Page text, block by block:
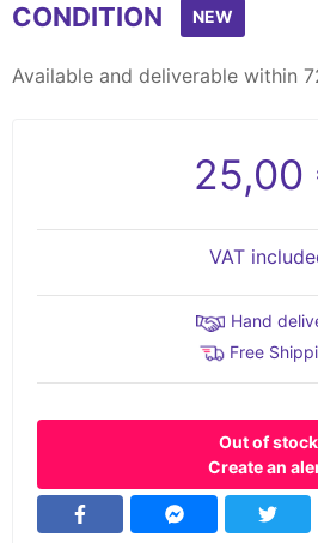
of
CONDITION NEW
Available and deliverable within
25,00
VAT
Hand
Free
Out of stock
Create an